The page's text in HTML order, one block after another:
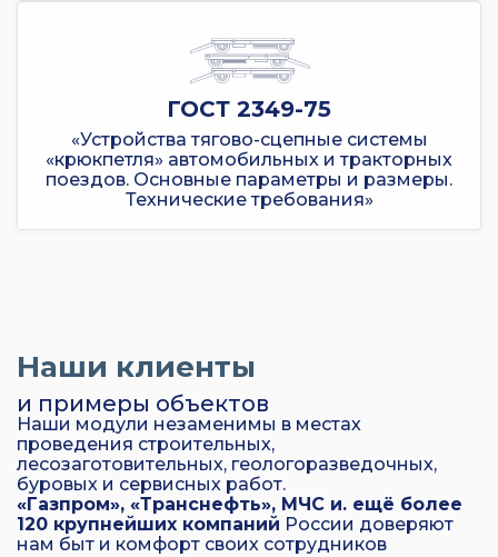
ГОСТ 2349-75
«Устройства тягово-сцепные системы
«крюкпетля» автомобильных и тракторных
поездов. Основные параметры и размеры.
Технические требования»
Наши клиенты
и примеры объектов
Наши модули незаменимы в местах
проведения строительных,
лесозаготовительных, геологоразведочных,
буровых и сервисных работ.
«Газпром», «Транснефть», МЧС и. ещё более
120 крупнейших компаний России доверяют
нам быт и комфорт своих сотрудников